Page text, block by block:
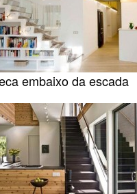
embaixo da escada